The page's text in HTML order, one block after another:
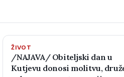
ŽIVOT
/NAJAVA/ Obiteljski dan u
Kutjevu donosi molitvu,